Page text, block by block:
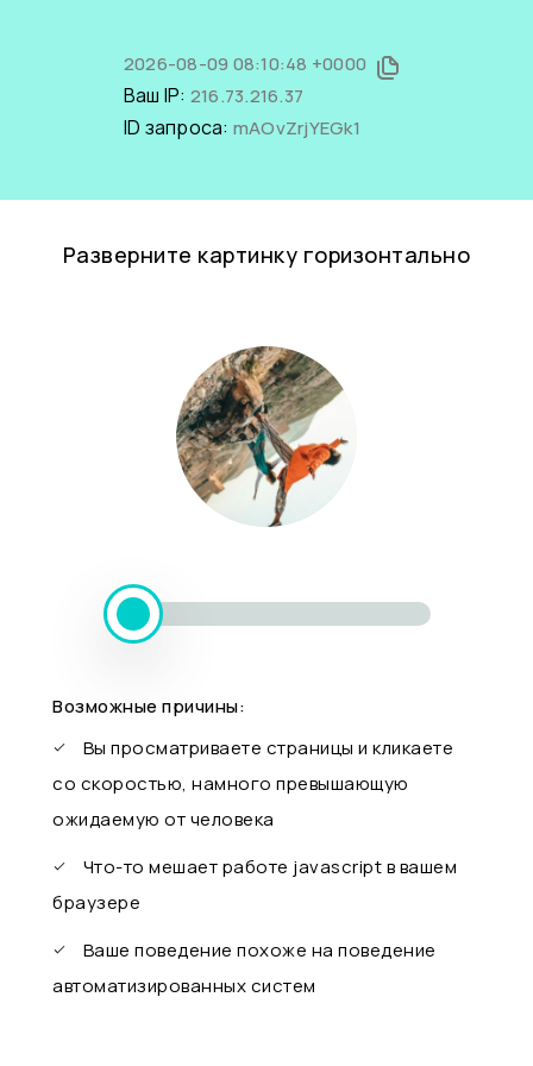
2026-08-09 08:10:48 +0000
Ваш IP: 216.73.216.37
ID запроса: mAOvZrjYEGk1
Разверните картинку горизонтально
Возможные причины:
Вы просматриваете страницы и кликаете
со скоростью, намного превышающую
ожидаемую от человека
Что-то мешает работе javascript в вашем
браузере
Ваше поведение похоже на поведение
автоматизированных систем